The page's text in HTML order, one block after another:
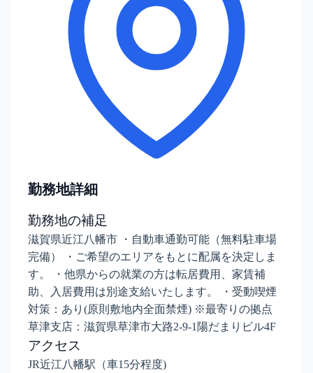
勤務地詳細
勤務地の補足
滋賀県近江八幡市 ・自動車通勤可能（無料駐車場
完備） ・ご希望のエリアをもとに配属を決定しま
す。 ・他県からの就業の方は転居費用、家賃補
助、入居費用は別途支給いたします。 ・受動喫煙
対策：あり(原則敷地内全面禁煙) ※最寄りの拠点
草津支店：滋賀県草津市大路2-9-1陽だまりビル4F
アクセス
JR近江八幡駅（車15分程度)